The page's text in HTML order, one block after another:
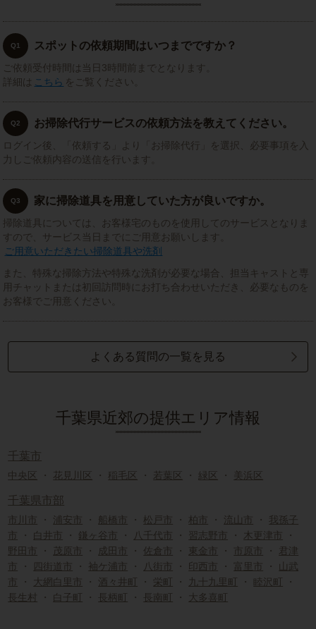
Q1 スポットの依頼期間はいつまでですか？
ご依頼受付時間は当日3時間前までとなります。
詳細は こちら をご覧ください。
Q2 お掃除代行サービスの依頼方法を教えてください。
ログイン後、「依頼する」より「お掃除代行」を選択、必要事項を入
力しご依頼内容の送信を行います。
Q3 家に掃除道具を用意していた方が良いですか。
掃除道具については、お客様宅のものを使用してのサービスとなりま
すので、サービス当日までにご用意お願いします。
ご用意いただきたい掃除道具や洗剤
また、特殊な掃除方法や特殊な洗剤が必要な場合、担当キャストと専
用チャットまたは初回訪問時にお打ち合わせいただき、必要なものを
お客様でご用意ください。
よくある質問の一覧を見る
千葉県近郊の提供エリア情報
千葉市
中央区 ・ 花見川区 ・ 稲毛区 ・ 若葉区 ・ 緑区 ・ 美浜区
千葉県市部
・ 浦安市 ・ 船橋市 ・ 松戸市 ・柏市 ・ 流山市 ・ 我孫子
・ 白井市 ・ 鎌ヶ谷市 ・ 八千代市 ・ 習志野市 ・ 木更津市
・
野田市
・ 茂原市 ・ 成田市 ・ 佐倉市 ・ 東金市 ・ 市原市 ・
君津
・ 四街道市 ・ 袖ケ浦市 ・ 八街市 ・ 印西市 ・ 富里市 ・ 山武
・ 大網白里市 ・ 酒々井町 ・ 栄町 ・ 九十九里町 ・ 睦沢町 ・
長生村
・ 白子町 ・ 長柄町 ・ 長南町 ・ 大多喜町